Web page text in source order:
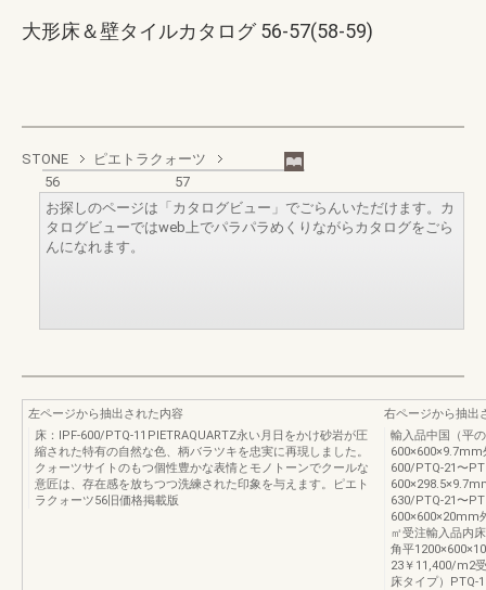
大形床＆壁タイルカタログ 56-57(58-59)
STONE
ピエトラクォーツ
56
57
お探しのページは「カタログビュー」でごらんいただけます。カ
タログビューではweb上でパラパラめくりながらカタログをごら
んになれます。
左ページから抽出された内容
床：IPF‐600/PTQ‐11 PIETRAQUARTZ永い月日をかけ砂岩が圧
縮された特有の自然な色、柄バラツキを忠実に再現しました。
クォーツサイトのもつ個性豊かな表情とモノトーンでクールな
意匠は、存在感を放ちつつ洗練された印象を与えます。ピエト
ラクォーツ56旧価格掲載版
右ページから抽出
輸入品中国（平
600×600×9.7mm
600/PTQ‐21〜
630/PTQ‐21〜
600×600×20mm
㎡受注輸入品内
角平
23￥11,400/m2
床タイプ）